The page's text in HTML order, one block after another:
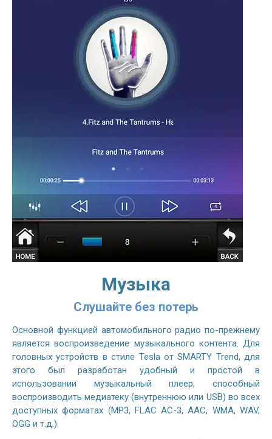
Музыка
Слушайте без потерь
Основной функцией автомобильного радио по-прежнему
является воспроизведение музыкального контента. Для
головных устройств в стиле Tesla от SMARTY Trend, для
этого был разработан удобный и простой в
использовании музыкальный плеер, способный
воспроизводить медиатеку (внутреннюю или USB) во всех
доступных форматах (MP3, FLAC AC-3, AAC, WMA, WAV,
OGG и т.д.).